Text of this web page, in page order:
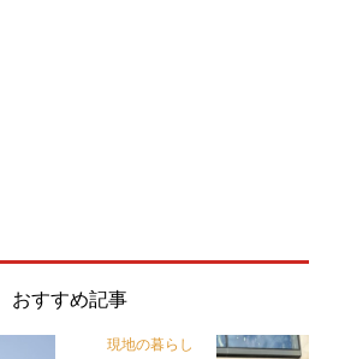
おすすめ記事
現地の暮らし